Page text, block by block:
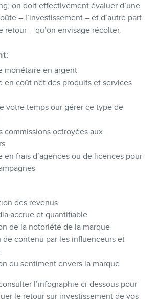
BLOGUE
on doit effectivement évaluer d’une
– l’investissement – et d’autre part
retour – qu’on envisage récolter.
monétaire en argent
en coût net des produits et services
votre temps our gérer ce type de
commissions octroyées aux
en frais d’agences ou de licences pour
des revenus
accrue et quantifiable
de la notoriété de la marque
de contenu par les influenceurs et
du sentiment envers la marque
l’infographie ci-dessous pour
le retour sur investissement de vos